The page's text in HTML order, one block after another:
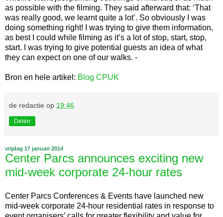
as possible with the filming. They said afterward that: ‘That
was really good, we learnt quite a lot’. So obviously I was
doing something right! I was trying to give them information,
as best I could while filming as it’s a lot of stop, start, stop,
start. I was trying to give potential guests an idea of what
they can expect on one of our walks. -
Bron en hele artikel: Blog CPUK
de redactie op 19:46
Delen
vrijdag 17 januari 2014
Center Parcs announces exciting new
mid-week corporate 24-hour rates
Center Parcs Conferences & Events have launched new
mid-week corporate 24-hour residential rates in response to